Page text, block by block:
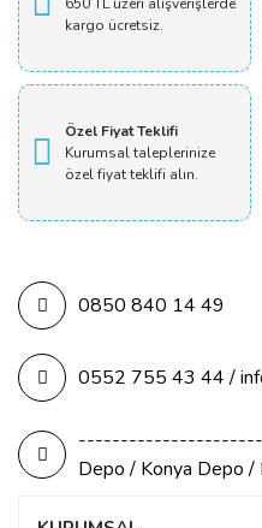
650 TL üzeri alışverişlerde
kargo ücretsiz.
Özel Fiyat Teklifi
Kurumsal taleplerinize
özel fiyat teklifi alın.
0850 840 14 49
0552 755 43 44 /
Depo / Konya Depo /